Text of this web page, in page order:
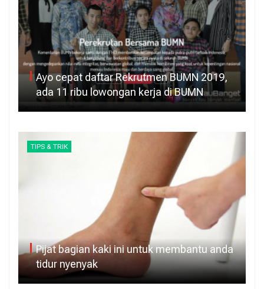
Ayo cepat daftar Rekrutmen BUMN 2019,
ada 11 ribu lowongan kerja di BUMN
TIPS & TRIK
Pijat bagian kaki ini untuk membantu anda
tidur nyenyak